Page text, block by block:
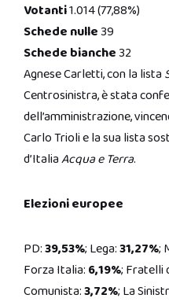
Votanti1.014 (77,88%)
Schede nulle39
Schede bianche32
Agnese Carletti, con la lista
Centrosinistra, è stata
dell’amministrazione,
Carlo Trioli e la sua lista
d’ItaliaAcqua e Terra.
Elezioni europee
PD:39,53%; Lega:31,27%;
Forza Italia: 6,19%; Fratelli
Comunista:3,72%; La